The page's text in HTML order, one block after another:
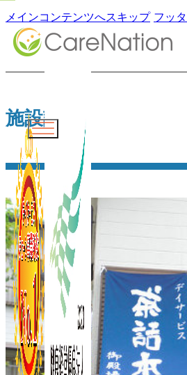
メインコンテンツへスキップ フッ
施設詳細